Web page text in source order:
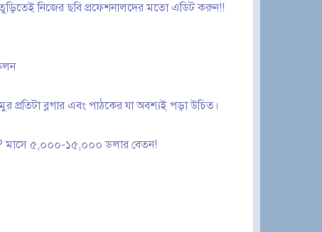
নিজের ছবি প্রফেশনালদের মতো এডিট করুন!!
প্রতিটা ব্লগার এবং পাঠকের যা অবশ্যই পড়া উচিত।
মাসে ৫,০০০-১৫,০০০ ডলার বেতন!